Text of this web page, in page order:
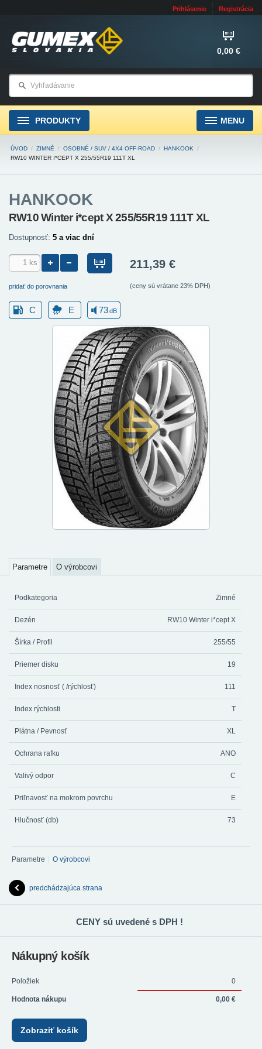
Prihlásenie Registrácia
0,00 €
PRODUKTY MENU
ÚVOD / ZIMNÉ / OSOBNÉ / SUV / 4X4 OFF-ROAD / HANKOOK
/
RW10 WINTER I*CEPT X 255/55R19 111T XL
HANKOOK
RW10 Winter i*cept X 255/55R19 111T XL
Dostupnosť: 5 a viac dní
pridať do porovnania
211,39 €
(ceny sú vrátane 23% DPH)
C E 73dB
Parametre O výrobcovi
Podkategoria Zimné
Dezén RW10 Winter i*cept X
Šírka / Profil 255/55
Priemer disku 19
Index nosnosť ( /rýchlosť) 111
Index rýchlosti T
Plátna / Pevnosť XL
Ochrana rafku ANO
Valivý odpor C
Priľnavosť na mokrom povrchu E
Hlučnosť (db) 73
Parametre O výrobcovi
predchádzajúca strana
CENY sú uvedené s DPH !
Nákupný košík
Položiek 0
Hodnota nákupu 0,00 €
Zobraziť košík